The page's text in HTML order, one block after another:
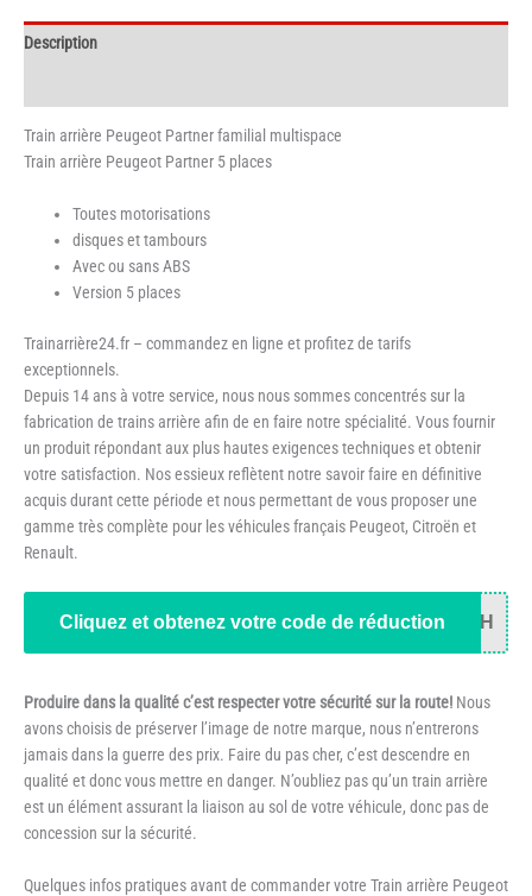
multispace
Description
Train arrière Peugeot Partner familial multispace
Train arrière Peugeot Partner 5 places
Toutes motorisations
disques et tambours
Avec ou sans ABS
Version 5 places
Trainarrière24.fr – commandez en ligne et profitez de tarifs
exceptionnels.
Depuis 14 ans à votre service, nous nous sommes concentrés sur la
fabrication de trains arrière afin de en faire notre spécialité. Vous fournir
un produit répondant aux plus hautes exigences techniques et obtenir
votre satisfaction. Nos essieux reflètent notre savoir faire en définitive
acquis durant cette période et nous permettant de vous proposer une
gamme très complète pour les véhicules français Peugeot, Citroën et
Renault.
Cliquez et obtenez votre code de réduction 34H
Produire dans la qualité c’est respecter votre sécurité sur la route! Nous
avons choisis de préserver l’image de notre marque, nous n’entrerons
jamais dans la guerre des prix. Faire du pas cher, c’est descendre en
qualité et donc vous mettre en danger. N’oubliez pas qu’un train arrière
est un élément assurant la liaison au sol de votre véhicule, donc pas de
concession sur la sécurité.
Quelques infos pratiques avant de commander votre Train arrière Peugeot